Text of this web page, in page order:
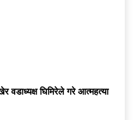
वडाध्यक्ष घिमिरेले गरे आत्महत्या